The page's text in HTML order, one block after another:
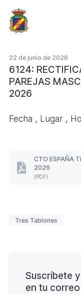
Saltar
al
contenido
22 de junio de 2026
6124:
PAREJAS
2026
Fecha , Lugar ,
CTO ESPAÑA
2026
(PDF)
CTO
ESPAÑA
2026
Tres Tablones
Suscríbete
en tu correo